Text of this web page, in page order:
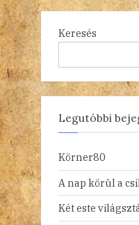
Keresés
Legutóbbi
Körner80
A nap körül a
Két este